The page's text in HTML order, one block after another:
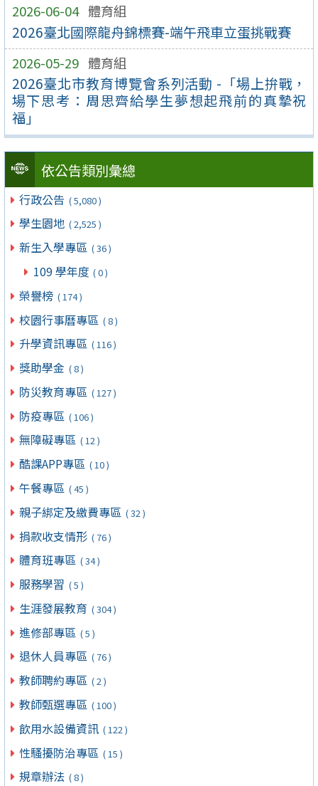
2026-06-04 體育組
2026臺北國際龍舟錦標賽-端午飛車立蛋挑戰賽
2026-05-29 體育組
2026臺北市教育博覽會系列活動 -「場上拚戰，
場下思考：周思齊給學生夢想起飛前的真摯祝
福」
依公告類別彙總
行政公告 ( 5,080 )
學生園地 ( 2,525 )
新生入學專區 ( 36 )
109 學年度 ( 0 )
榮譽榜 ( 174 )
校園行事曆專區 ( 8 )
升學資訊專區 ( 116 )
獎助學金 ( 8 )
防災教育專區 ( 127 )
防疫專區 ( 106 )
無障礙專區 ( 12 )
酷課APP專區 ( 10 )
午餐專區 ( 45 )
親子綁定及繳費專區 ( 32 )
捐款收支情形 ( 76 )
體育班專區 ( 34 )
服務學習 ( 5 )
生涯發展教育 ( 304 )
進修部專區 ( 5 )
退休人員專區 ( 76 )
教師聘約專區 ( 2 )
教師甄選專區 ( 100 )
飲用水設備資訊 ( 122 )
性騷擾防治專區 ( 15 )
規章辦法 ( 8 )